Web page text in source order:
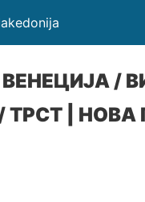
/
ТРСТ | НОВА